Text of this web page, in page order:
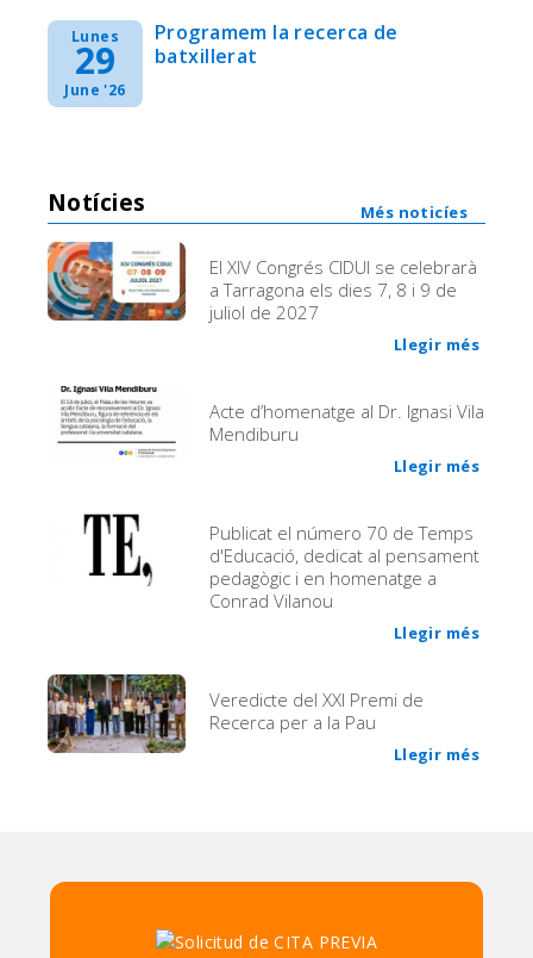
Lunes
29
June '26
Programem la recerca de
batxillerat
Notícies
El XIV Congrés CIDUI se celebrarà
a Tarragona els dies 7, 8 i 9 de
juliol de 2027
Llegir més
Acte d’homenatge al Dr. Ignasi Vila
Mendiburu
Llegir més
Publicat el número 70 de Temps
d'Educació, dedicat al pensament
pedagògic i en homenatge a
Conrad Vilanou
Llegir més
Veredicte del XXI Premi de
Recerca per a la Pau
Llegir més
Més noticíes